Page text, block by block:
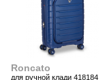
Roncato
для ручной клади 418184